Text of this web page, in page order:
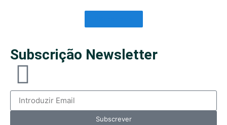
Subscrição Newsletter
Subscrever